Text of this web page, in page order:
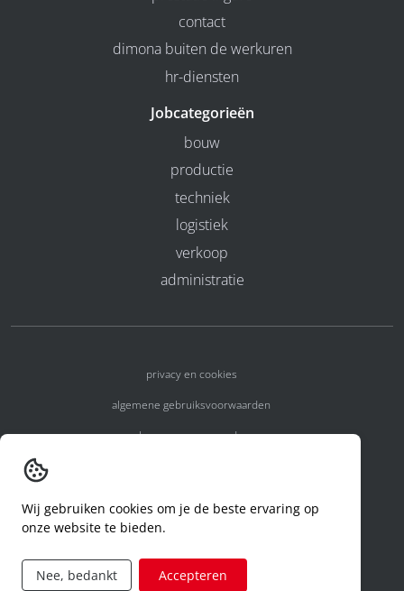
contact
dimona buiten de werkuren
hr-diensten
Jobcategorieën
bouw
productie
techniek
logistiek
verkoop
administratie
privacy en cookies
algemene gebruiksvoorwaarden
algemene voorwaarden
code of conduct
aanvraag rechten ivm privacy
Wij gebruiken cookies om je de beste ervaring op
onze website te bieden.
Nee, bedankt Accepteren